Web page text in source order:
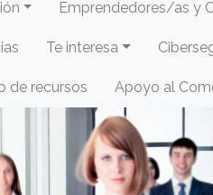
Emprendedores/as y
Te interesa
de recursos Apoyo al